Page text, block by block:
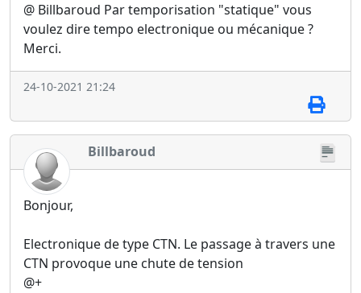
@ Billbaroud Par temporisation "statique" vous
voulez dire tempo electronique ou mécanique ?
Merci.
24-10-2021 21:24
Billbaroud
Bonjour,
Electronique de type CTN. Le passage à travers une
CTN provoque une chute de tension
@+